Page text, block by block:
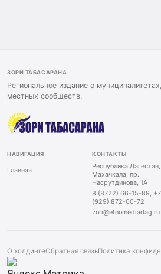
ЗОРИ ТАБАСАРАНА
Региональное издание о
местных сообществ.
НАВИГАЦИЯ
Главная
КОНТАКТЫ
Республика Дагестан,
Махачкала, пр.
Насрутдинова, 1А
8 (8722) 66-15-89, +7
(929) 872-00-72
zori@etnomediadag.ru
О холдингеОбратная связьПолитика